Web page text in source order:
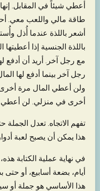
أعطي شيئاً في المقابل.
طاقة مالي واللعب معي.
أشعر باللذة عندما أُذل
باللذة الجنسية إذا
مع رجل آخر. أريد أن أدفع
رجل آخر بينما أدفع لها
ولن أعطي المال مرة
أخرى في منزلي. لن أعطي
تفهم الاتجاه. تعدل
هذا يمكن أن يصبح لعبة
في نهاية عملية الكتابة
أيام، بضعة أسابيع، أو
هذا الأساسي هو جملة أو